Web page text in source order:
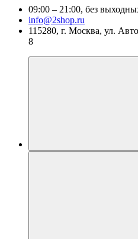
09:00 – 21:00, без
info@2shop.ru
115280, г. Москва, ул.
8